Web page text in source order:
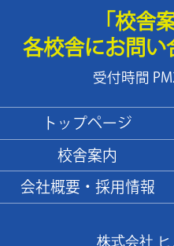
「校舎
各校舎にお問い
受付時間
トップページ
校舎案内
会社概要・採用情報
株式会社